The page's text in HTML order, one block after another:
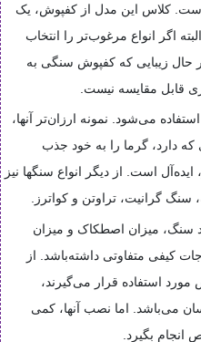
کلاس این مدل از کفپوش، یک
اگر انواع مرغوب‌تر را انتخاب
حال زیبایی که کفپوش سنگی به
قابل مقایسه نیست.
می‌شود. نمونه ارزان‌تر آنها،
دارد، گرما را به خود جذب
است. از دیگر انواع سنگها نیز
گرانیت، تراوتن و کواترز.
سنگ، میزان اصطکاک و میزان
کیفی متفاوتی داشته‌باشد. از
استفاده قرار می‌گیرند،
می‌باشد. اما نصب آنها، کمی
بگیرد.